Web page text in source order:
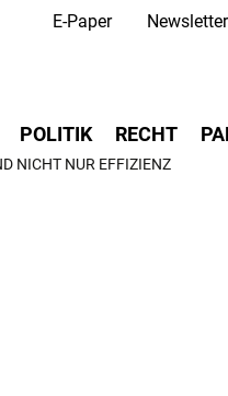
Direkt
Secondary Navigation
E-Paper Newsletter
Main navigation
POLITIK RECHT
NICHT NUR EFFIZIENZ